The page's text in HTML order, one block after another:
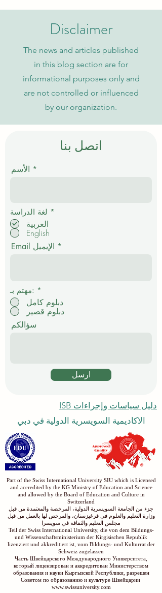
الجامعة السويسرية الدولية
Disclaimer
The news and articles published
in this blog section are for
informational purposes only and
are not controlled or influenced
by our organization.
اتصل بنا
الأسم
لغة الدراسة *
م
العربية
English
Email الإيميل
مهتم بـ: *
دبلوم كامل
دبلوم قصير
سؤالكم
ارسل
دليل سياسات وإجراءات ISB
الاكاديمية السويسرية الدولية في دبي
Part of the Swiss International University SIU which is Licensed
and accredited by the KG Ministry of Education and Science
and allowed by the Board of Education and Culture in
Switzerland
جزء من الجامعة السويسرية الدولية، المرخصة والمعتمدة من قبل
وزارة التعليم والعلوم في قرغيزستان، والمرخص لها بالعمل من قبل
مجلس التعليم والثقافة في سويسرا
Teil der Swiss International University, die von dem Bildungs-
und Wissenschaftsministerium der Kirgisischen Republik
lizenziert und akkreditiert ist, vom Bildungs- und Kulturrat der
Schweiz zugelassen
Часть Швейцарского Международного Университета,
который лицензирован и аккредитован Министерством
образования и науки Кыргызской Республики, разрешен
Советом по образованию и культуре Швейцарии
www.swissuniversity.com